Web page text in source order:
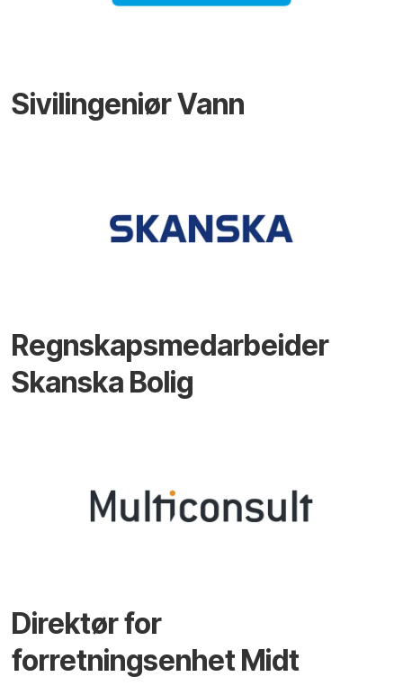
Sivilingeniør Vann
Regnskapsmedarbeider
Skanska Bolig
Direktør for
forretningsenhet Midt